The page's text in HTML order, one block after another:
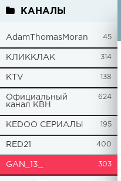
КАНАЛЫ
AdamThomasMoran 45
КЛИККЛАК 314
KTV 138
Официальный
канал КВН
624
KEDOO СЕРИАЛЫ 195
RED21 400
GAN_13_ 303